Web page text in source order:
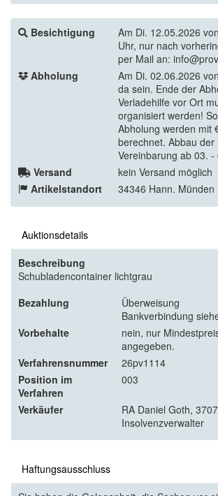
Besichtigung
Am Di. 12.05.2026
Uhr, nur nach
per Mail an:
Abholung
Am Di. 02.06.2026
da sein. Ende der
Verladehilfe vor Ort
organisiert werden!
Abholung werden mit
berechnet. Abbau der
Vereinbarung ab 03. -
Versand
kein Versand möglich
Artikelstandort
34346 Hann. Münden
Auktionsdetails
Beschreibung
Schubladencontainer lichtgrau
Bezahlung
Überweisung
Bankverbindung
Vorbehalte
nein, nur
angegeben.
Verfahrensnummer
26pv1114
Position im
Verfahren
003
Verkäufer
RA Daniel Goth,
Insolvenzverwalter
Haftungsausschluss